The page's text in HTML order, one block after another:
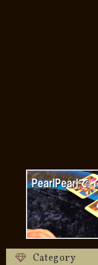
Category